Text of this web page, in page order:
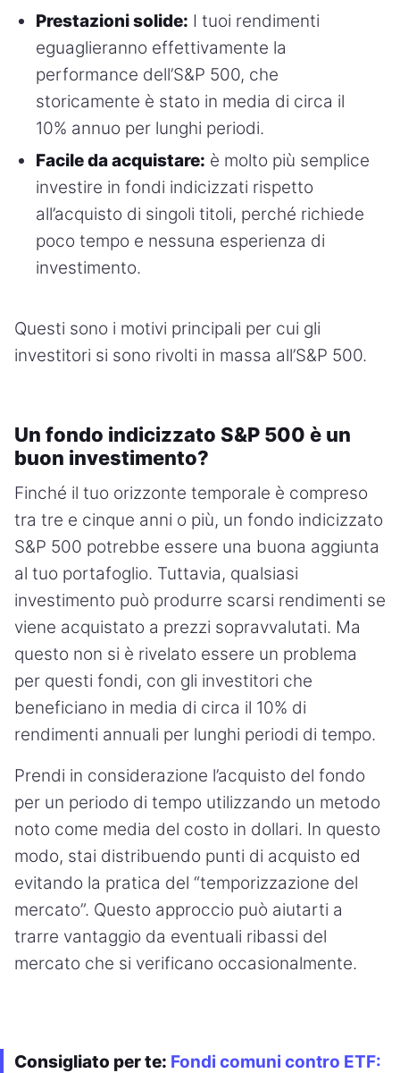
Prestazioni solide: I tuoi rendimenti
eguaglieranno effettivamente la
performance dell’S&P 500, che
storicamente è stato in media di circa il
10% annuo per lunghi periodi.
Facile da acquistare: è molto più semplice
investire in fondi indicizzati rispetto
all’acquisto di singoli titoli, perché richiede
poco tempo e nessuna esperienza di
investimento.
Questi sono i motivi principali per cui gli
investitori si sono rivolti in massa all’S&P 500.
Un fondo indicizzato S&P 500 è un
buon investimento?
Finché il tuo orizzonte temporale è compreso
tra tre e cinque anni o più, un fondo indicizzato
S&P 500 potrebbe essere una buona aggiunta
al tuo portafoglio. Tuttavia, qualsiasi
investimento può produrre scarsi rendimenti se
viene acquistato a prezzi sopravvalutati. Ma
questo non si è rivelato essere un problema
per questi fondi, con gli investitori che
beneficiano in media di circa il 10% di
rendimenti annuali per lunghi periodi di tempo.
Prendi in considerazione l’acquisto del fondo
per un periodo di tempo utilizzando un metodo
noto come media del costo in dollari. In questo
modo, stai distribuendo punti di acquisto ed
evitando la pratica del “temporizzazione del
mercato”. Questo approccio può aiutarti a
trarre vantaggio da eventuali ribassi del
mercato che si verificano occasionalmente.
Consigliato per te: Fondi comuni contro ETF: